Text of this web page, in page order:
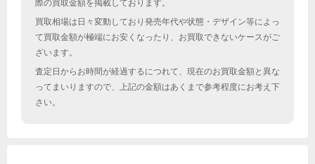
際の買取金額を掲載しております。
買取相場は日々変動しており発売年代や状態・デザイン等によっ
て買取金額が極端にお安くなったり、お買取できないケースがご
ざいます。
査定日からお時間が経過するにつれて、現在のお買取金額と異な
ってまいりますので、上記の金額はあくまで参考程度にお考え下
さい。